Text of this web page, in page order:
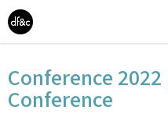
Conference
Conference